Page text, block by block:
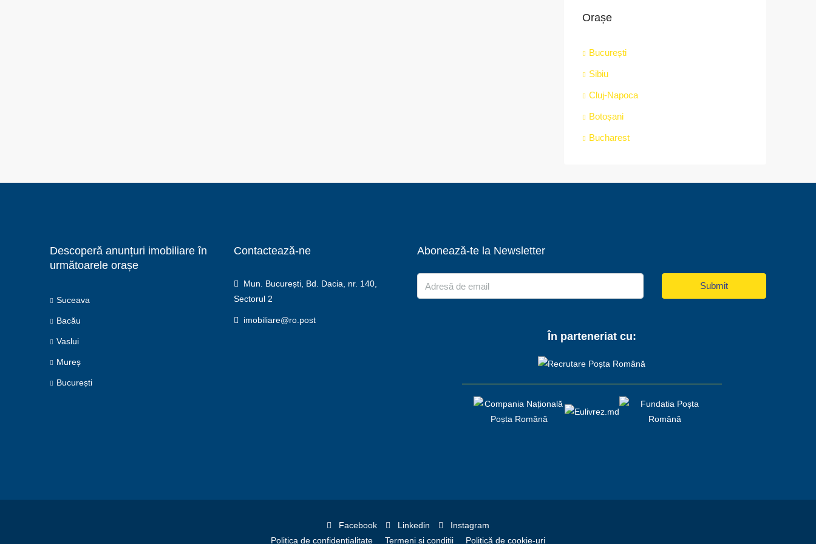
Orașe
București
Sibiu
Cluj-Napoca
Botoșani
Bucharest
Descoperă anunțuri imobiliare în
următoarele orașe
Suceava
Bacău
Vaslui
Mureș
București
Contactează-ne
Mun. București, Bd. Dacia, nr. 140,
Sectorul 2
imobiliare@ro.post
Abonează-te la Newsletter
Submit
În parteneriat cu:
Facebook Linkedin
Instagram
Politica de confidențialitate
Termeni și condiții Politică de cookie-uri